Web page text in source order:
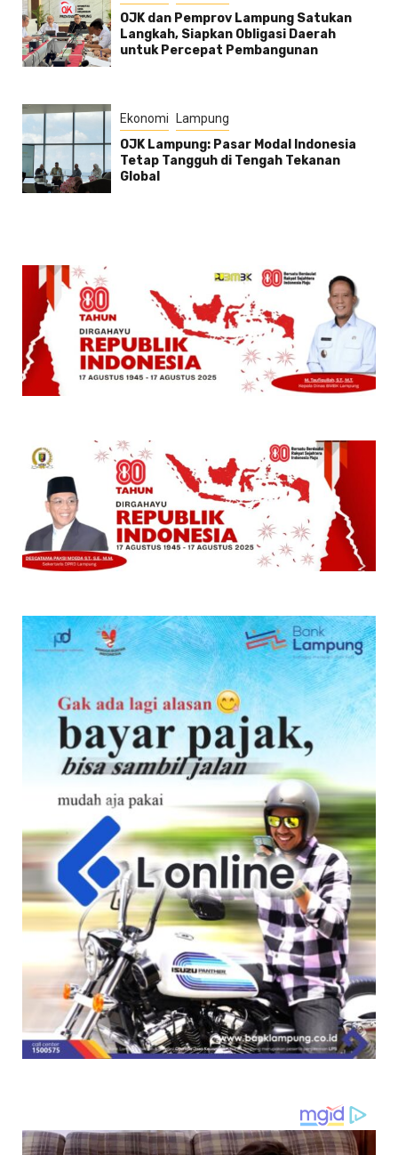
OJK dan Pemprov Lampung Satukan
Langkah, Siapkan Obligasi Daerah
untuk Percepat Pembangunan
Ekonomi Lampung
OJK Lampung: Pasar Modal Indonesia
Tetap Tangguh di Tengah Tekanan
Global